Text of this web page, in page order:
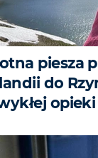
piesza
do